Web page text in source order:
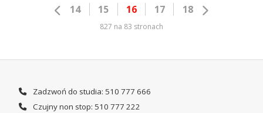
14 15 16 17 18
827 na 83 stronach
Zadzwoń do studia: 510 777 666
Czujny non stop: 510 777 222